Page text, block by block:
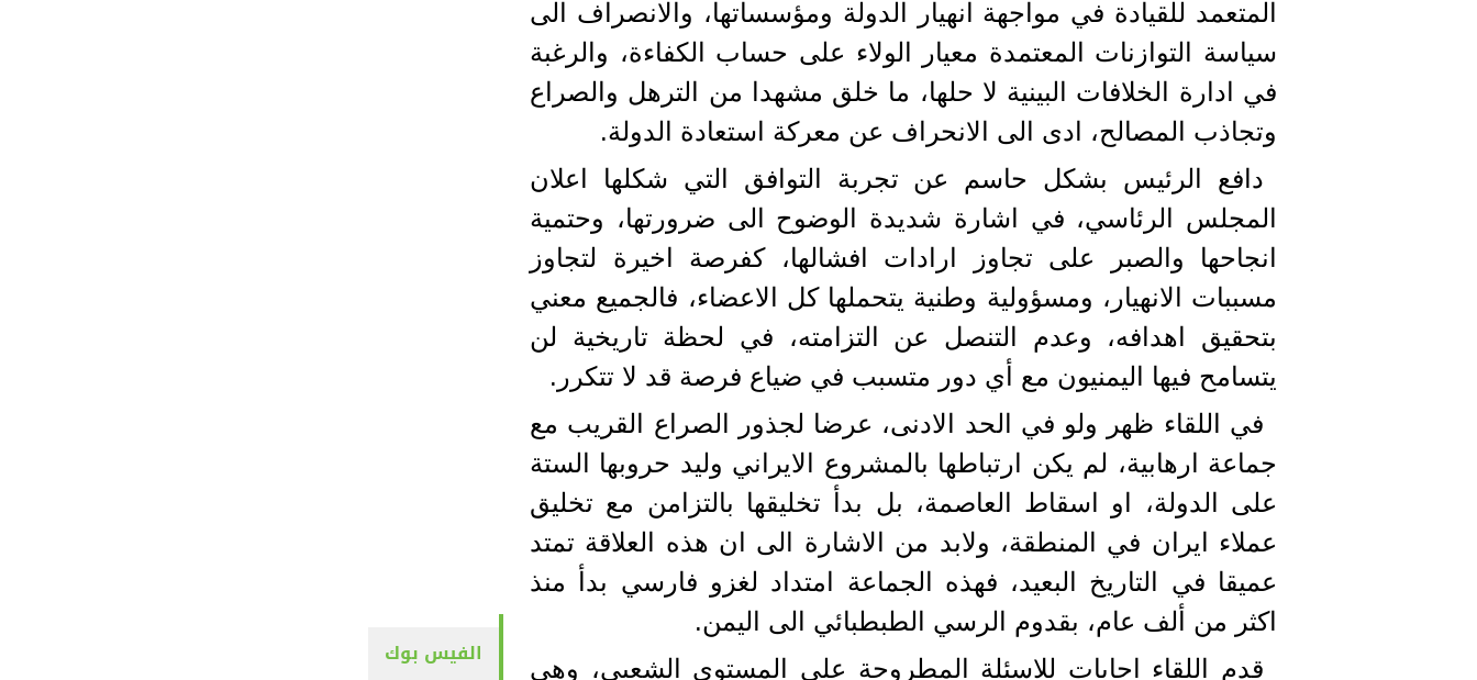
المتعمد للقيادة في مواجهة انهيار الدولة ومؤسساتها، والانصراف الى
سياسة التوازنات المعتمدة معيار الولاء على حساب الكفاءة، والرغبة
في ادارة الخلافات البينية لا حلها، ما خلق مشهدا من الترهل والصراع
وتجاذب المصالح، ادى الى الانحراف عن معركة استعادة الدولة.
دافع الرئيس بشكل حاسم عن تجربة التوافق التي شكلها اعلان
المجلس الرئاسي، في اشارة شديدة الوضوح الى ضرورتها، وحتمية
انجاحها والصبر على تجاوز ارادات افشالها، كفرصة اخيرة لتجاوز
مسببات الانهيار، ومسؤولية وطنية يتحملها كل الاعضاء، فالجميع معني
بتحقيق اهدافه، وعدم التنصل عن التزامته، في لحظة تاريخية لن
يتسامح فيها اليمنيون مع أي دور متسبب في ضياع فرصة قد لا تتكرر.
في اللقاء ظهر ولو في الحد الادنى، عرضا لجذور الصراع القريب مع
جماعة ارهابية، لم يكن ارتباطها بالمشروع الايراني وليد حروبها الستة
على الدولة، او اسقاط العاصمة، بل بدأ تخليقها بالتزامن مع تخليق
عملاء ايران في المنطقة، ولابد من الاشارة الى ان هذه العلاقة تمتد
عميقا في التاريخ البعيد، فهذه الجماعة امتداد لغزو فارسي بدأ منذ
اكثر من ألف عام، بقدوم الرسي الطبطبائي الى اليمن.
قدم اللقاء اجابات للاسئلة المطروحة على المستوى الشعبي، وهي
الفيس بوك